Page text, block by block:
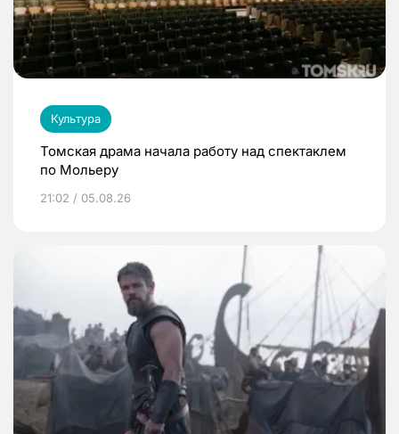
Культура
Томская драма начала работу над спектаклем
по Мольеру
21:02 / 05.08.26